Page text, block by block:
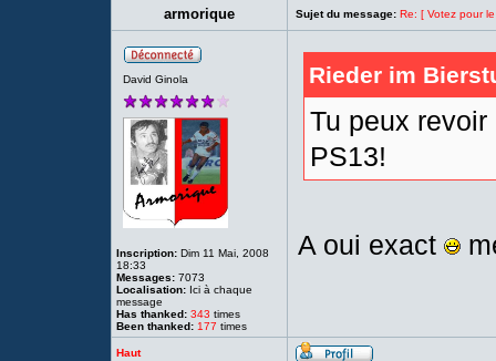
armorique Sujet du message: Re: [ Votez pour
David Ginola
Inscription: Dim 11 Mai, 2008
18:33
Messages: 7073
Localisation: Ici à chaque
message
Has thanked: 343 times
Been thanked: 177 times
Rieder im
Tu peux
PS13!
A oui exact
Haut